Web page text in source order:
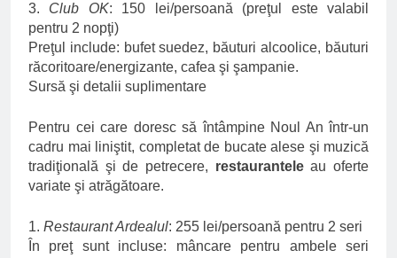
3. Club OK: 150 lei/persoană (preţul este valabil
pentru 2 nopţi)
Preţul include: bufet suedez, băuturi alcoolice, băuturi
răcoritoare/energizante, cafea şi şampanie.
Sursă şi detalii suplimentare
Pentru cei care doresc să întâmpine Noul An într-un
cadru mai liniştit, completat de bucate alese şi muzică
tradiţională şi de petrecere, restauranteleau oferte
variate şi atrăgătoare.
1. Restaurant Ardealul: 255 lei/persoană pentru 2 seri
În preţ sunt incluse: mâncare pentru ambele seri